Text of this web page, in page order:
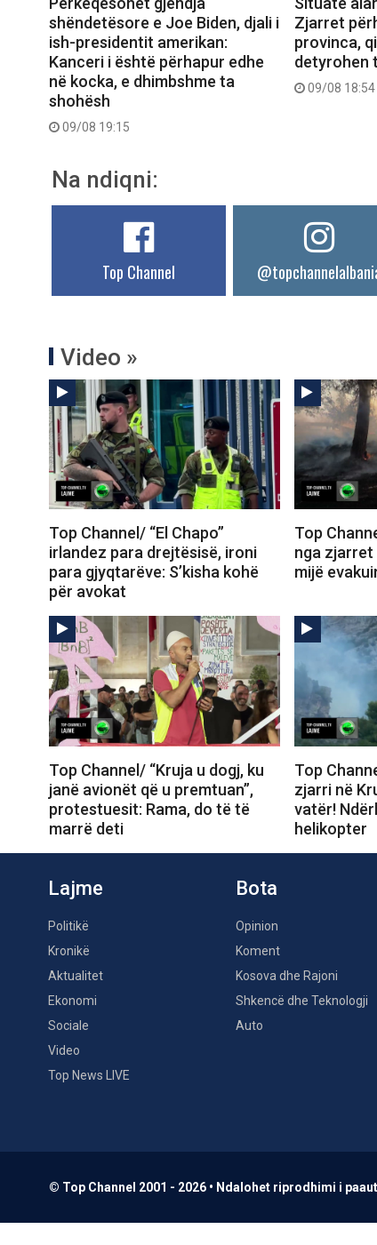
shëndetësore e Joe Biden, djali i
ish-presidentit amerikan:
Kanceri i është përhapur edhe
në kocka, e dhimbshme ta
shohësh
09/08 19:15
Zjarret
provinca,
detyrohen
09/08 18:54
Na ndiqni:
Top Channel
Video »
Top Channel/ “El Chapo”
irlandez para drejtësisë, ironi
para gjyqtarëve: S’kisha kohë
për avokat
Top
nga zjarret
mijë
Top Channel/ “Kruja u dogj, ku
janë avionët që u premtuan”,
protestuesit: Rama, do të të
marrë deti
Top
zjarri në
vatër!
helikopter
Lajme
Politikë
Kronikë
Aktualitet
Ekonomi
Sociale
Video
Top News LIVE
Bota
Opinion
Koment
Kosova dhe Rajoni
Shkencë dhe Teknologji
Auto
© Top Channel 2001 - 2026 • Ndalohet riprodhimi i